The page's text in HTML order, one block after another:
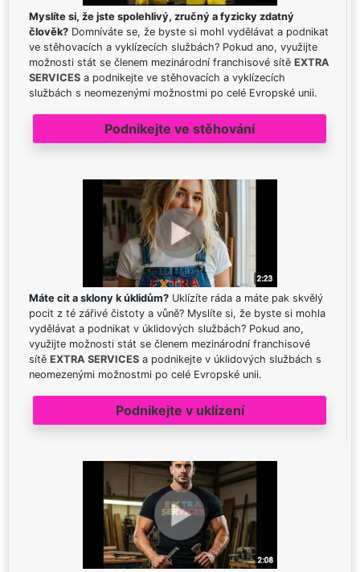
Myslíte si, že jste spolehlivý, zručný a fyzicky zdatný
člověk? Domníváte se, že byste si mohl vydělávat a podnikat
ve stěhovacích a vyklízecích službách? Pokud ano, využijte
možnosti stát se členem mezinárodní franchisové sítě EXTRA
SERVICES a podnikejte ve stěhovacích a vyklízecích
službách s neomezenými možnostmi po celé Evropské unii.
Podnikejte ve stěhování
Máte cit a sklony k úklidům? Uklízíte ráda a máte pak skvělý
pocit z té zářivé čistoty a vůně? Myslíte si, že byste si mohla
vydělávat a podnikat v úklidových službách? Pokud ano,
využijte možnosti stát se členem mezinárodní franchisové
sítě EXTRA SERVICES a podnikejte v úklidových službách s
neomezenými možnostmi po celé Evropské unii.
Podnikejte v uklízení